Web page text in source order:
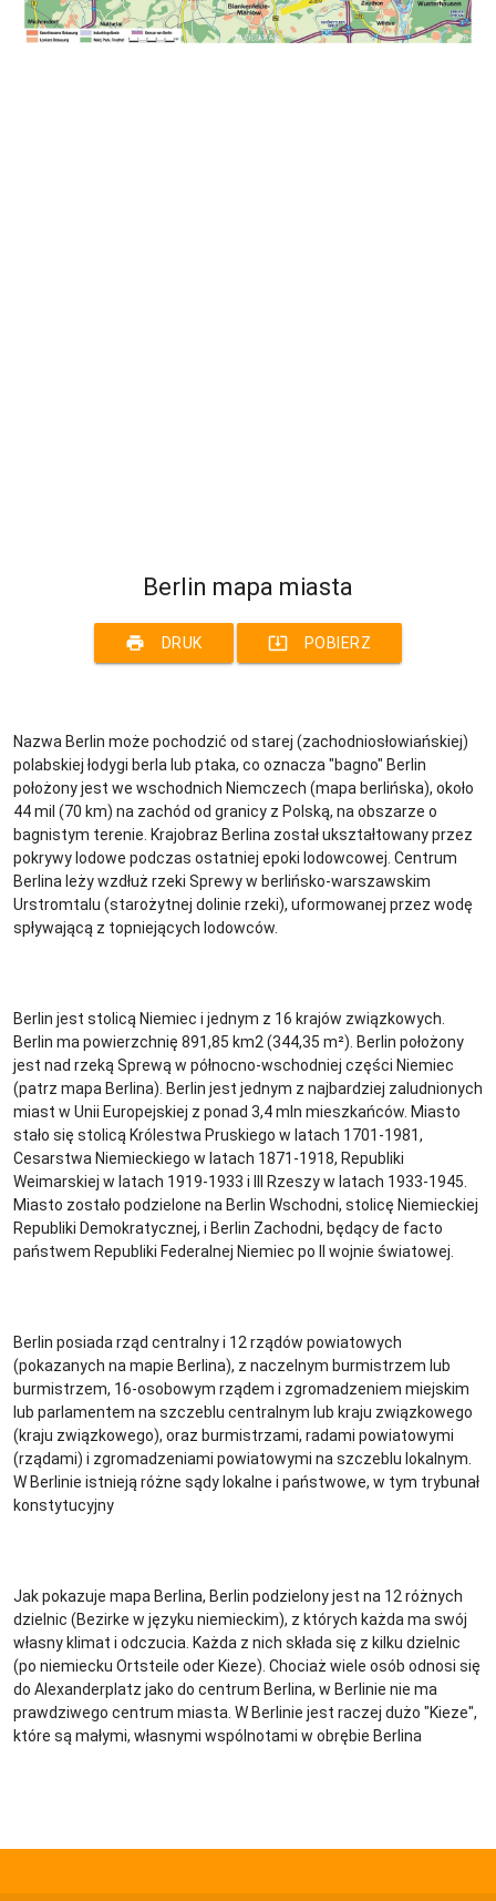
Berlin mapa miasta
print DRUK system_update_alt POBIERZ
Nazwa Berlin może pochodzić od starej (zachodniosłowiańskiej)
polabskiej łodygi berla lub ptaka, co oznacza "bagno" Berlin
położony jest we wschodnich Niemczech (mapa berlińska), około
44 mil (70 km) na zachód od granicy z Polską, na obszarze o
bagnistym terenie. Krajobraz Berlina został ukształtowany przez
pokrywy lodowe podczas ostatniej epoki lodowcowej. Centrum
Berlina leży wzdłuż rzeki Sprewy w berlińsko-warszawskim
Urstromtalu (starożytnej dolinie rzeki), uformowanej przez wodę
spływającą z topniejących lodowców.
Berlin jest stolicą Niemiec i jednym z 16 krajów związkowych.
Berlin ma powierzchnię 891,85 km2 (344,35 m²). Berlin położony
jest nad rzeką Sprewą w północno-wschodniej części Niemiec
(patrz mapa Berlina). Berlin jest jednym z najbardziej zaludnionych
miast w Unii Europejskiej z ponad 3,4 mln mieszkańców. Miasto
stało się stolicą Królestwa Pruskiego w latach 1701-1981,
Cesarstwa Niemieckiego w latach 1871-1918, Republiki
Weimarskiej w latach 1919-1933 i III Rzeszy w latach 1933-1945.
Miasto zostało podzielone na Berlin Wschodni, stolicę Niemieckiej
Republiki Demokratycznej, i Berlin Zachodni, będący de facto
państwem Republiki Federalnej Niemiec po II wojnie światowej.
Berlin posiada rząd centralny i 12 rządów powiatowych
(pokazanych na mapie Berlina), z naczelnym burmistrzem lub
burmistrzem, 16-osobowym rządem i zgromadzeniem miejskim
lub parlamentem na szczeblu centralnym lub kraju związkowego
(kraju związkowego), oraz burmistrzami, radami powiatowymi
(rządami) i zgromadzeniami powiatowymi na szczeblu lokalnym.
W Berlinie istnieją różne sądy lokalne i państwowe, w tym trybunał
konstytucyjny
Jak pokazuje mapa Berlina, Berlin podzielony jest na 12 różnych
dzielnic (Bezirke w języku niemieckim), z których każda ma swój
własny klimat i odczucia. Każda z nich składa się z kilku dzielnic
(po niemiecku Ortsteile oder Kieze). Chociaż wiele osób odnosi się
do Alexanderplatz jako do centrum Berlina, w Berlinie nie ma
prawdziwego centrum miasta. W Berlinie jest raczej dużo "Kieze",
które są małymi, własnymi wspólnotami w obrębie Berlina